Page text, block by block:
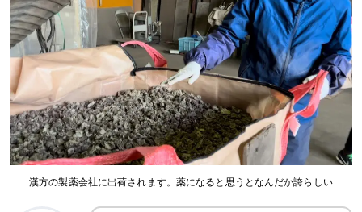
漢方の製薬会社に出荷されます。薬になると思うとなんだか誇らしい